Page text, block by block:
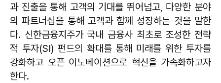
과 진출을 통해 고객의 기대를 뛰어넘고, 다양한 분야
의 파트너십을 통해 고객과 함께 성장하는 것을 말한
다. 신한금융지주가 국내 금융사 최초로 조성한 전략
적 투자(SI) 펀드의 확대를 통해 미래를 위한 투자를
강화하고 오픈 이노베이션으로 혁신을 가속화하고자
한다.